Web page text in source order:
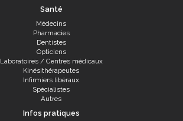
Santé
Médecins
Pharmacies
Dentistes
Opticiens
Laboratoires / Centres médicaux
Kinésithérapeutes
Infirmiers libéraux
Spécialistes
Autres
Infos pratiques